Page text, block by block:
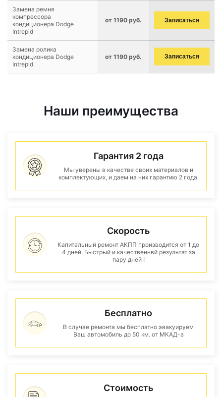
Замена ремня
компрессора
кондиционера Dodge
Intrepid
от 1190 руб. Записаться
Замена ролика
кондиционера Dodge
Intrepid
от 1190 руб. Записаться
Наши преимущества
Гарантия 2 года
Мы уверены в качестве своих материалов и
комплектующих, и даем на них гарантию 2 года.
Скорость
Капитальный ремонт АКПП производится от 1 до
4 дней. Быстрый и качественнвй результат за
пару дней !
Бесплатно
В случае ремонта мы бесплатно эвакуируем
Ваш автомобиль до 50 км. от МКАД-а
Стоимость